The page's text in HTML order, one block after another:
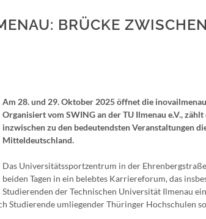
BRÜCKE
Am 28. und 29. Oktober 2025 öffnet die
Organisiert vom SWING an der TU Ilmenau e.V.,
inzwischen zu den bedeutendsten Veranstaltungen
Mitteldeutschland.
Das Universitätssportzentrum in der
beiden Tagen in ein belebtes Karriereforum, das
Studierenden der Technischen Universität Ilmenau
Studierende umliegender Thüringer Hochschulen